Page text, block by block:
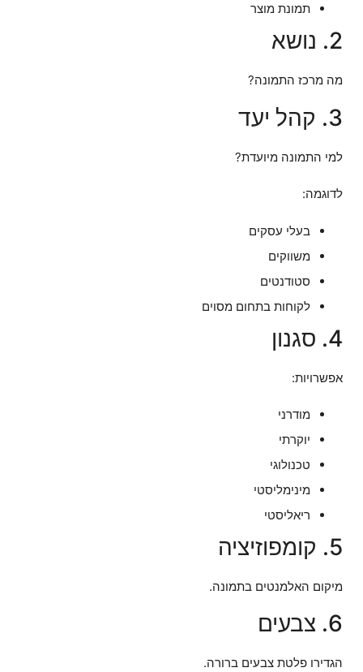
תמונת מוצר
2. נושא
מה מרכז התמונה?
3. קהל יעד
למי התמונה מיועדת?
לדוגמה:
בעלי עסקים
משווקים
סטודנטים
לקוחות בתחום מסוים
4. סגנון
אפשרויות:
מודרני
יוקרתי
טכנולוגי
מינימליסטי
ריאליסטי
5. קומפוזיציה
מיקום האלמנטים בתמונה.
6. צבעים
הגדירו פלטת צבעים ברורה.